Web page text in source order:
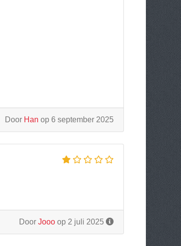
Door Han op 6 september 2025
Door Jooo op 2 juli 2025